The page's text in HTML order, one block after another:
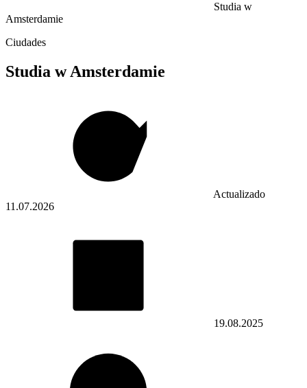
Studia w
Amsterdamie
Ciudades
Studia w Amsterdamie
Actualizado
11.07.2026
19.08.2025